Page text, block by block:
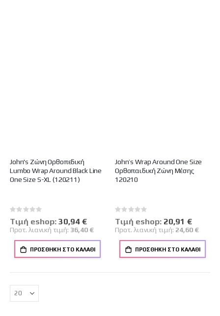
John's Ζώνη Ορθοπεδική
Lumbo Wrap Around Black Line
One Size S-XL (120211)
Rating:
0%
Tιμή eshop: Ειδική
Τιμή
30,94 €
Προτ. λιανική τιμή: 36,40 €
ΠΡΟΣΘΉΚΗ ΣΤΟ ΚΑΛΆΘΙ
John’s Wrap Around One Size
Ορθοπαιδική Ζώνη Μέσης
120210
Rating:
0%
Tιμή eshop: Ειδική
Τιμή
20,91 €
Προτ. λιανική τιμή: 24,60 €
ΠΡΟΣΘΉΚΗ ΣΤΟ ΚΑΛΆΘΙ